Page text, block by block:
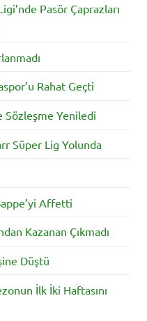
Pasör Çaprazları
Rahat Geçti
Sözleşme Yeniledi
Süper Lig Yolunda
Affetti
Kazanan Çıkmadı
Düştü
İlk İki Haftasını